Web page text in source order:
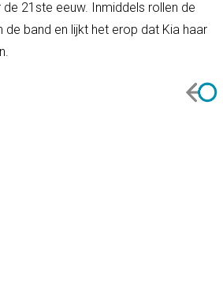
21ste eeuw. Inmiddels rollen de
de band en lijkt het erop dat Kia haar